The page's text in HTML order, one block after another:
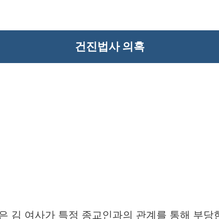
건진법사 의혹
김 여사가 특정 종교인과의 관계를 통해 부당